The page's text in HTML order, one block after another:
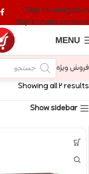
Skip to navigation
Skip to main content
MENU
فروش ویژه
Showing all 2 results
Show sidebar